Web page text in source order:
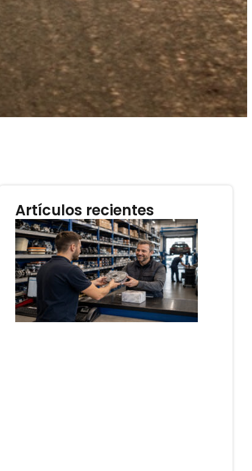
Artículos recientes